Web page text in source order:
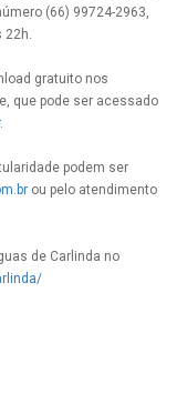
(66) 99724-2963,
22h.
gratuito nos
que pode ser acessado
.
podem ser
ou pelo atendimento
de Carlinda no